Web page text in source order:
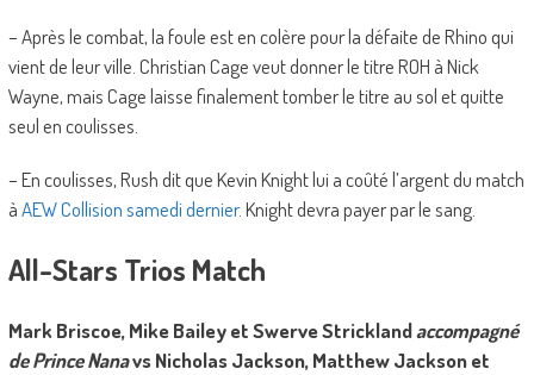
– Après le combat, la foule est en colère pour la défaite de Rhino qui
vient de leur ville. Christian Cage veut donner le titre ROH à Nick
Wayne, mais Cage laisse finalement tomber le titre au sol et quitte
seul en coulisses.
– En coulisses, Rush dit que Kevin Knight lui a coûté l’argent du match
àAEW Collision samedi dernier. Knight devra payer par le sang.
All-Stars Trios Match
Mark Briscoe, Mike Bailey et Swerve Stricklandaccompagné
de Prince Nanavs Nicholas Jackson, Matthew Jackson et